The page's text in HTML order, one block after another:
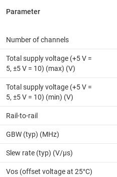
Number of channels
Total supply voltage (+5 V =
5, ±5 V = 10) (max) (V)
Total supply voltage (+5 V =
5, ±5 V = 10) (min) (V)
Rail-to-rail
GBW (typ) (MHz)
Slew rate (typ) (V/µs)
Vos (offset voltage at 25°C)